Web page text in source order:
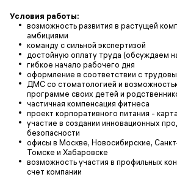
Условия работы:
возможность развития в растущей
амбициями
команду с сильной экспертизой
достойную оплату труда (обсуждаем
гибкое начало рабочего дня
оформление в соответствии с
ДМС со стоматологией и
программе своих детей и
частичная компенсация фитнеса
проект корпоративного питания -
участие в создании инновационных
безопасности
офисы в Москве, Новосибирские,
Томске и Хабаровске
возможность участия в профильных
счет компании